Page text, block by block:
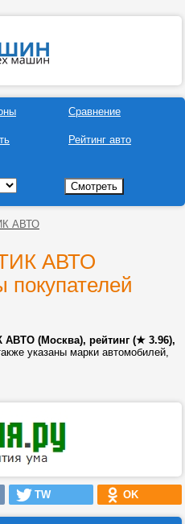
Сравнение
Рейтинг авто
АВТО
АВТО
(Москва), рейтинг (★ 3.96),
указаны марки автомобилей,
TW OK